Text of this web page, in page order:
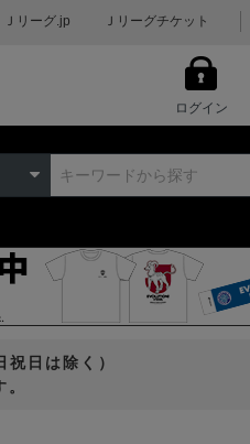
Ｊリーグ.jp Ｊリーグチケット
ログイン
日は除く）